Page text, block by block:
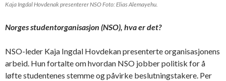
Kaja Ingdal Hovdenak presenterer NSO Foto: Elias Alemayehu.
Norges studentorganisasjon (NSO), hva er det?
NSO-leder Kaja Ingdal Hovdekan presenterte organisasjonens
arbeid. Hun fortalte om hvordan NSO jobber politisk for å
løfte studentenes stemme og påvirke beslutningstakere. Per